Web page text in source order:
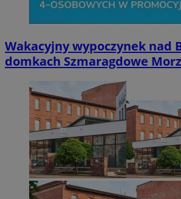
Wakacyjny wypoczynek nad
domkach Szmaragdowe
Niezbędne Wydajność
Niezbędne pliki cookie umożliwiają
takich jak logowanie użytkownika i
można prawidłowo korzystać ze
Nazwa
SessID